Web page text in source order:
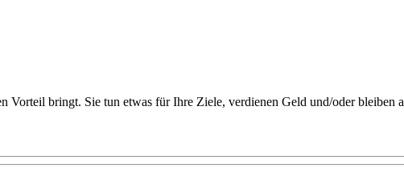
bringt. Sie tun etwas für Ihre Ziele, verdienen Geld und/oder bleiben